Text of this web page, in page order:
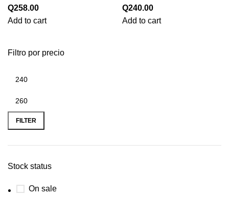
Filtro por precio
FILTER
Stock status
On sale
Q258.00
Add to cart
Q240.00
Add to cart